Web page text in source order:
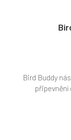
Bird Buddy